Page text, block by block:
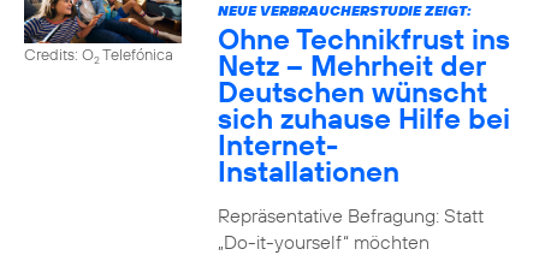
Credits: O2Telefónica
NEUE VERBRAUCHERSTUDIE ZEIGT:
Ohne Technikfrust ins
Netz – Mehrheit der
Deutschen wünscht
sich zuhause Hilfe bei
Internet-
Installationen
Repräsentative Befragung: Statt
„Do-it-yourself“ möchten